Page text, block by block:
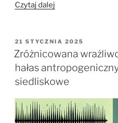
Czytaj dalej
jakości
lasów
nadrzecznych:
potencjał
nauki
obywatelskiej”
OPUBLIKOWANE
W
21 STYCZNIA 2025
Zróżnicowana
hałas
siedliskowe